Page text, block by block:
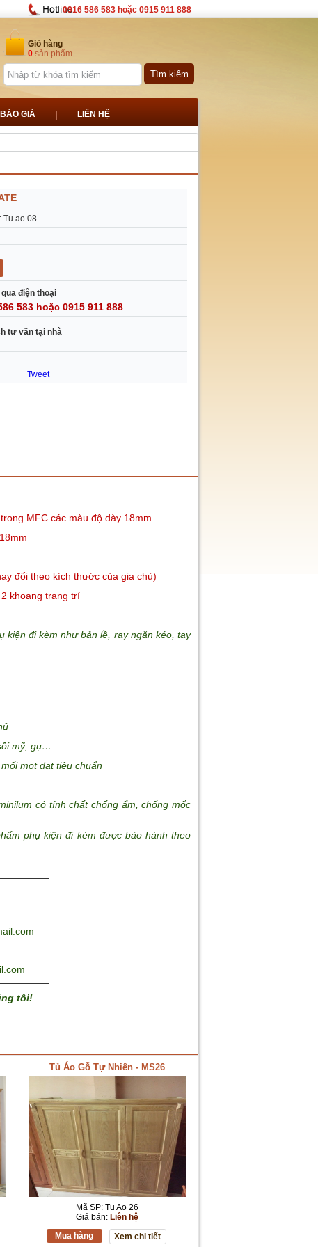
0916 586 583 hoặc 0915 911 888
Giỏ hàng
0 sản phẩm
BÁO GIÁ LIÊN HỆ
Tu ao 08
điện thoại
583 hoặc 0915 911 888
tư vấn tại nhà
Tweet
MFC các màu độ dày 18mm
đổi theo kích thước của gia chủ)
khoang trang trí
kiện đi kèm như bản lề, ray ngăn kéo, tay
mỹ, gụ…
mọt đạt tiêu chuẩn
có tính chất chống ẩm, chống mốc
phụ kiện đi kèm được bảo hành theo
tôi!
Tủ Áo Gỗ Tự Nhiên - MS26
Mã SP: Tu Ao 26
Giá bán: Liên hệ
Mua hàng
Xem chi tiết